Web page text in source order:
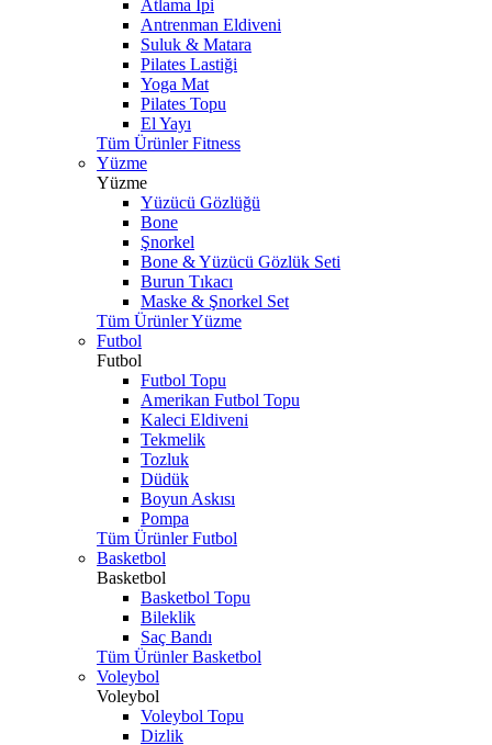
Atlama İpi
Antrenman Eldiveni
Suluk & Matara
Pilates Lastiği
Yoga Mat
Pilates Topu
El Yayı
Tüm Ürünler Fitness
Yüzme
Yüzme
Yüzücü Gözlüğü
Bone
Şnorkel
Bone & Yüzücü Gözlük Seti
Burun Tıkacı
Maske & Şnorkel Set
Tüm Ürünler Yüzme
Futbol
Futbol
Futbol Topu
Amerikan Futbol Topu
Kaleci Eldiveni
Tekmelik
Tozluk
Düdük
Boyun Askısı
Pompa
Tüm Ürünler Futbol
Basketbol
Basketbol
Basketbol Topu
Bileklik
Saç Bandı
Tüm Ürünler Basketbol
Voleybol
Voleybol
Voleybol Topu
Dizlik